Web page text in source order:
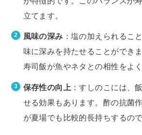
立てます。
風味の深み ：塩の加えられるこ
味に深みを持たせることができ
寿司飯が魚やネタとの相性をよく
保存性の向上 ：すしのこには、
せる効果もあります。酢の抗菌
が夏場でも比較的長持ちするので